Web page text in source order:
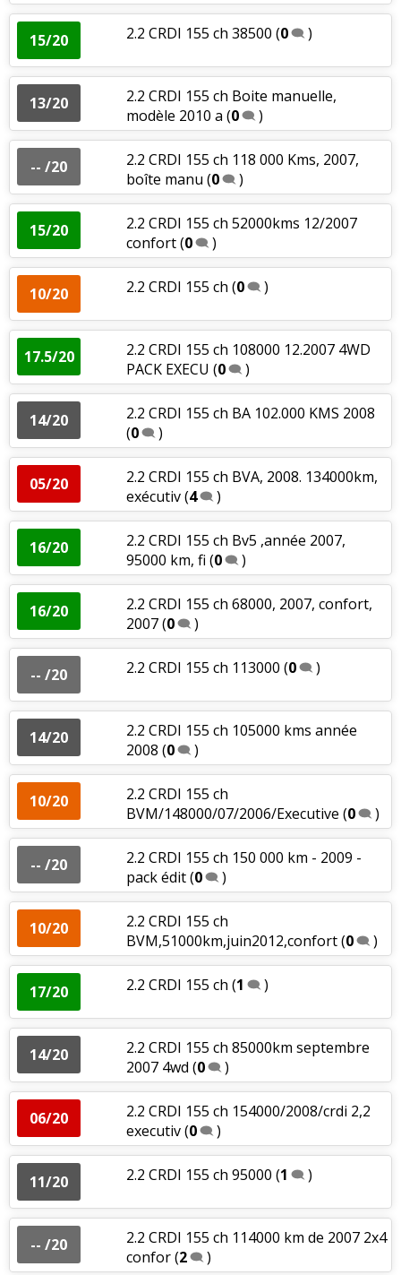
15/20 2.2 CRDI 155 ch 38500 (0 )
13/20
2.2 CRDI 155 ch Boite manuelle,
modèle 2010 a (0 )
-- /20
2.2 CRDI 155 ch 118 000 Kms, 2007,
boîte manu (0 )
15/20
2.2 CRDI 155 ch 52000kms 12/2007
confort(0 )
10/20 2.2 CRDI 155 ch (0 )
17.5/20
2.2 CRDI 155 ch 108000 12.2007 4WD
PACK EXECU (0 )
14/20
2.2 CRDI 155 ch BA 102.000 KMS 2008
(0 )
05/20
2.2 CRDI 155 ch BVA, 2008. 134000km,
exécutiv(4 )
16/20
2.2 CRDI 155 ch Bv5 ,année 2007,
95000 km, fi (0 )
16/20
2.2 CRDI 155 ch 68000, 2007, confort,
2007(0 )
-- /20 2.2 CRDI 155 ch 113000 (0 )
14/20
2.2 CRDI 155 ch 105000 kms année
2008 (0 )
10/20
2.2 CRDI 155 ch
BVM/148000/07/2006/Executive (0 )
-- /20
2.2 CRDI 155 ch 150 000 km - 2009 -
pack édit(0 )
10/20
2.2 CRDI 155 ch
BVM,51000km,juin2012,confort(0 )
17/20 2.2 CRDI 155 ch (1 )
14/20
2.2 CRDI 155 ch 85000km septembre
2007 4wd (0 )
06/20
2.2 CRDI 155 ch 154000/2008/crdi 2,2
executiv(0 )
11/20 2.2 CRDI 155 ch 95000 (1 )
-- /20
2.2 CRDI 155 ch 114000 km de 2007 2x4
confor(2 )